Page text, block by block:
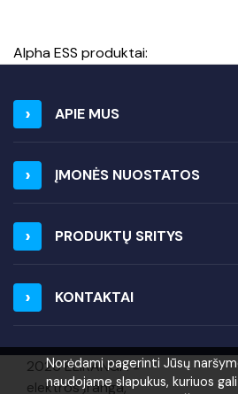
Norėdami pagerinti Jūsų
naudojame slapukus, kuriuos
Alpha ESS produktai:
APIE MUS
ĮMONĖS NUOSTATOS
PRODUKTŲ SRITYS
KONTAKTAI
2026 ELIRANGA =
elektros įranga,